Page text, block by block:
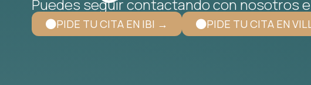
Puedes seguir contactando con nosotros
PIDE TU CITA EN IBI → PIDE TU CITA EN